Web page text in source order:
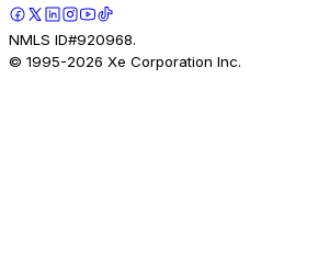
NMLS ID#920968.
© 1995-2026 Xe Corporation Inc.